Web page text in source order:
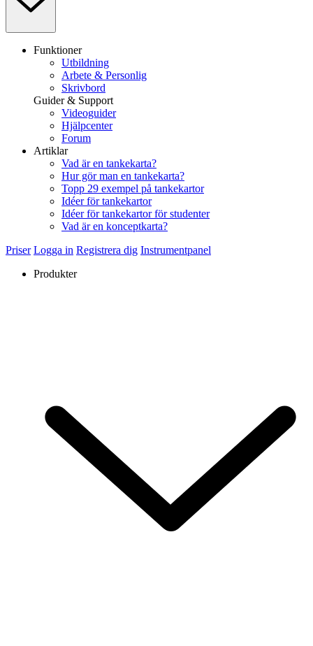
Funktioner
Utbildning
Arbete & Personlig
Skrivbord
Guider & Support
Videoguider
Hjälpcenter
Forum
Artiklar
Vad är en tankekarta?
Hur gör man en tankekarta?
Topp 29 exempel på tankekartor
Idéer för tankekartor
Idéer för tankekartor för studenter
Vad är en konceptkarta?
Priser Logga in Registrera dig Instrumentpanel
Produkter